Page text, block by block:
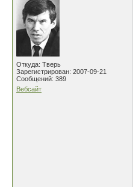
Откуда: Тверь
Зарегистрирован: 2007-09-21
Сообщений: 389
Вебсайт